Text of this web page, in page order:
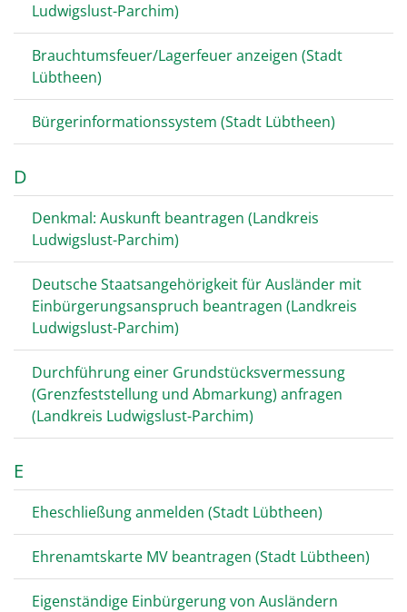
Ludwigslust-Parchim)
Brauchtumsfeuer/Lagerfeuer anzeigen (Stadt
Lübtheen)
Bürgerinformationssystem (Stadt Lübtheen)
D
Denkmal: Auskunft beantragen (Landkreis
Ludwigslust-Parchim)
Deutsche Staatsangehörigkeit für Ausländer mit
Einbürgerungsanspruch beantragen (Landkreis
Ludwigslust-Parchim)
Durchführung einer Grundstücksvermessung
(Grenzfeststellung und Abmarkung) anfragen
(Landkreis Ludwigslust-Parchim)
E
Eheschließung anmelden (Stadt Lübtheen)
Ehrenamtskarte MV beantragen (Stadt Lübtheen)
Eigenständige Einbürgerung von Ausländern